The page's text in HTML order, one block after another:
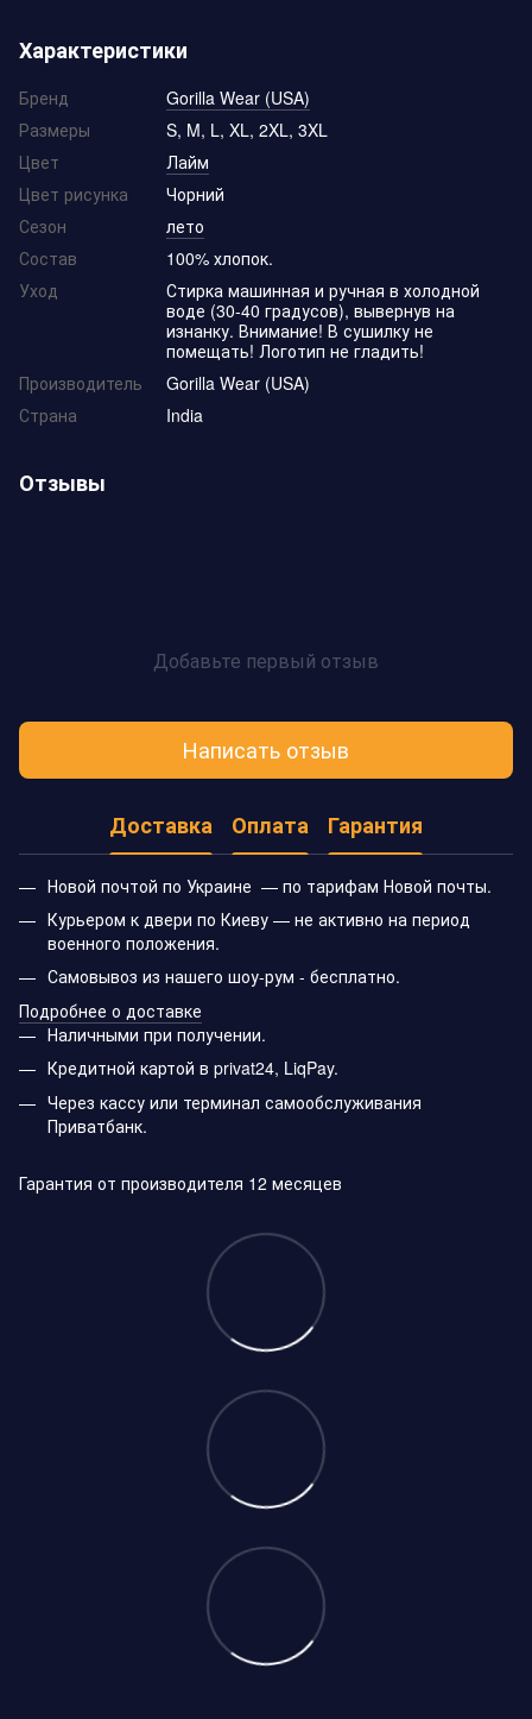
Характеристики
Бренд
Gorilla Wear (USA)
Размеры
S, M, L, XL, 2XL, 3XL
Цвет
Лайм
Цвет рисунка
Чорний
Сезон
лето
Состав
100% хлопок.
Уход
Стирка машинная и ручная в холодной
воде (30-40 градусов), вывернув на
изнанку. Внимание! В сушилку не
помещать! Логотип не гладить!
Производитель
Gorilla Wear (USA)
Страна
India
Отзывы
Добавьте первый отзыв
Написать отзыв
Доставка Оплата Гарантия
Новой почтой по Украине — по тарифам Новой почты.
Курьером к двери по Киеву — не активно на период
военного положения.
Самовывоз из нашего шоу-рум - бесплатно.
Подробнее о доставке
Наличными при получении.
Кредитной картой в privat24, LiqPay.
Через кассу или терминал самообслуживания
Приватбанк.
Гарантия от производителя 12 месяцев